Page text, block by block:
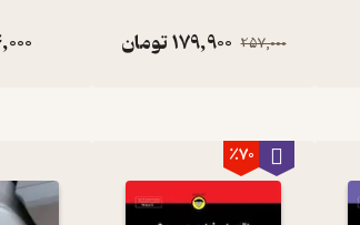
257,000
179,900تومان
٪70